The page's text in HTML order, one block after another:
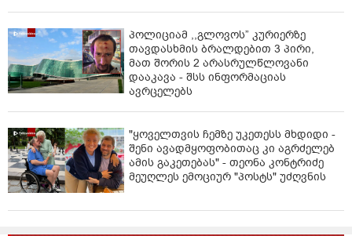
პოლიციამ ,,გლოვოს” კურიერზე
თავდასხმის ბრალდებით 3 პირი,
მათ შორის 2 არასრულწლოვანი
დააკავა - შსს ინფორმაციას
ავრცელებს
"ყოველთვის ჩემზე უკეთესს მხდიდი -
შენი ავადმყოფობითაც კი აგრძელებ
ამის გაკეთებას" - თეონა კონტრიძე
მეუღლეს ემოციურ "პოსტს" უძღვნის